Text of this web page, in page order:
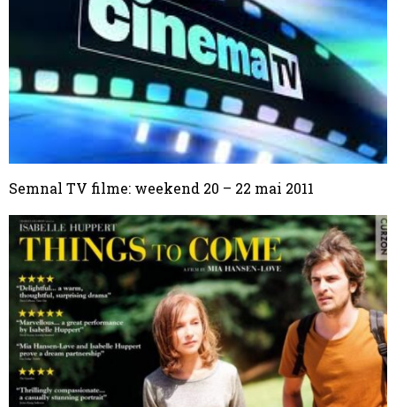
Semnal TV filme: weekend 20 – 22 mai 2011